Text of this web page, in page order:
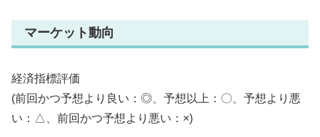
マーケット動向
経済指標評価
(前回かつ予想より良い：◎、予想以上：〇、予想より悪
い：△、前回かつ予想より悪い：×)